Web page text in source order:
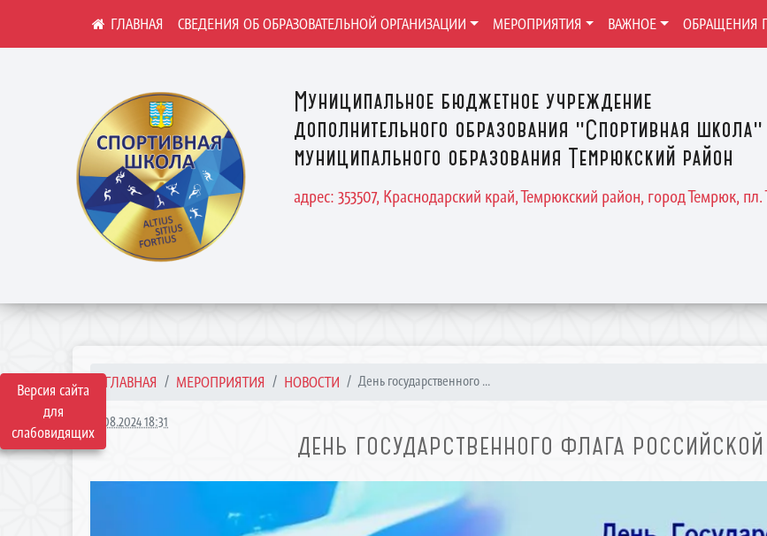
Версия сайта
для
слабовидящих
Муниципальное бюджетное учреждение
дополнительного образования "Спортивная школа"
муниципального образования Темрюкский район
адрес: 353507, Краснодарский край, Темрюкский район, город Темрюк, пл.
СВЕДЕНИЯ ОБ ОБРАЗОВАТЕЛЬНОЙ ОРГАНИЗАЦИИ МЕРОПРИЯТИЯ ВАЖНОЕ ОБРАЩЕНИЯ
ГЛАВНАЯ МЕРОПРИЯТИЯ НОВОСТИ День государственного ...
12.08.2024 18:31
ДЕНЬ ГОСУДАРСТВЕННОГО ФЛАГА